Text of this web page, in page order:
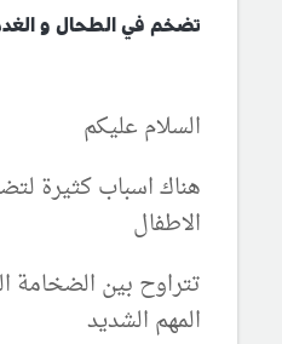
تضخم في الطحال و الغدد
السلام عليكم
هناك اسباب كثيرة
الاطفال
تتراوح بين الضخامة
المهم الشديد